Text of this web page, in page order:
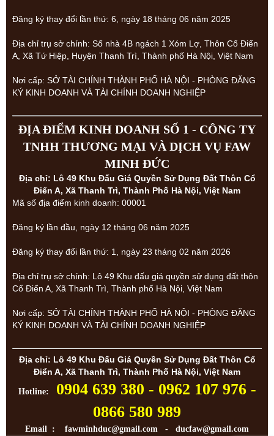
Đăng ký thay đổi lần thứ: 6, ngày 18 tháng 06 năm 2025
Địa chỉ trụ sở chính: Số nhà 4B ngách 1 Xóm Lợ, Thôn Cổ Điển
A, Xã Tứ Hiệp, Huyện Thanh Trì, Thành phố Hà Nội, Việt Nam
Nơi cấp: SỞ TÀI CHÍNH THÀNH PHỐ HÀ NỘI - PHÒNG ĐĂNG
KÝ KINH DOANH VÀ TÀI CHÍNH DOANH NGHIỆP
ĐỊA ĐIỂM KINH DOANH SỐ 1 - CÔNG TY
TNHH THƯƠNG MẠI VÀ DỊCH VỤ FAW
MINH ĐỨC
Địa chỉ: Lô 49 Khu Đấu Giá Quyền Sử Dụng Đất Thôn Cổ
Điển A, Xã Thanh Trì, Thành Phố Hà Nội, Việt Nam
Mã số địa điểm kinh doanh: 00001
Đăng ký lần đầu, ngày 12 tháng 06 năm 2025
Đăng ký thay đổi lần thứ: 1, ngày 23 tháng 02 năm 2026
Địa chỉ trụ sở chính: Lô 49 Khu đấu giá quyền sử dụng đất thôn
Cổ Điển A, Xã Thanh Trì, Thành phố Hà Nội, Việt Nam
Nơi cấp: SỞ TÀI CHÍNH THÀNH PHỐ HÀ NỘI - PHÒNG ĐĂNG
KÝ KINH DOANH VÀ TÀI CHÍNH DOANH NGHIỆP
Địa chỉ: Lô 49 Khu Đấu Giá Quyền Sử Dụng Đất Thôn Cổ
Điển A, Xã Thanh Trì, Thành Phố Hà Nội, Việt Nam
Hotline: 0904 639 380 - 0962 107 976 -
0866 580 989
Email : fawminhduc@gmail.com - ducfaw@gmail.com